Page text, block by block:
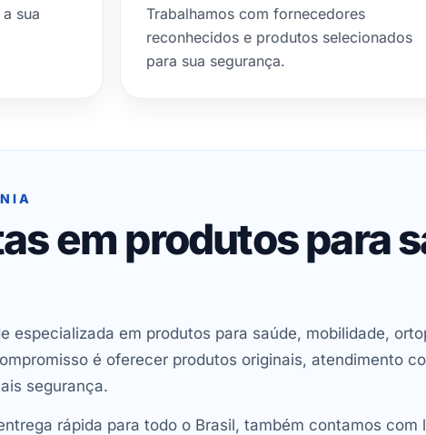
sua
Trabalhamos com fornecedores
reconhecidos e produtos selecionados
para sua segurança.
em produtos para
especializada em produtos para saúde, mobilidade,
é oferecer produtos originais, atendimento
segurança.
rápida para todo o Brasil, também contamos com